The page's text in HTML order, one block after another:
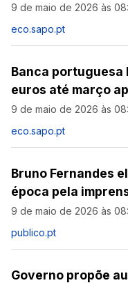
9 de maio de 2026 às
eco.sapo.pt
Banca portuguesa
euros até março
9 de maio de 2026 às
eco.sapo.pt
Bruno Fernandes
época pela
9 de maio de 2026 às
publico.pt
Governo propõe